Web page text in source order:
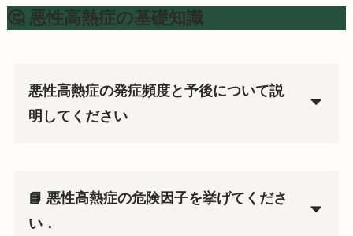
🤔 悪性高熱症の基礎知識
悪性高熱症の発症頻度と予後について説
明してください
📘 悪性高熱症の危険因子を挙げてくださ
い．